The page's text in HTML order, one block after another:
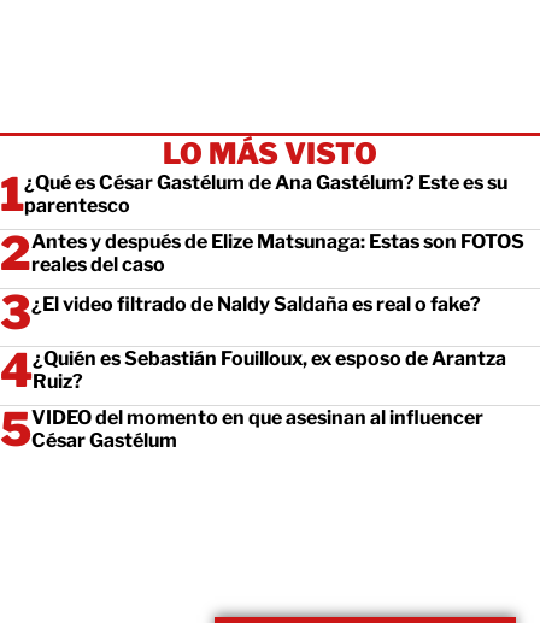
LO MÁS VISTO
¿Qué es César Gastélum de Ana Gastélum? Este es su
parentesco
Antes y después de Elize Matsunaga: Estas son FOTOS
reales del caso
¿El video filtrado de Naldy Saldaña es real o fake?
¿Quién es Sebastián Fouilloux, ex esposo de Arantza
Ruiz?
VIDEO del momento en que asesinan al influencer
César Gastélum